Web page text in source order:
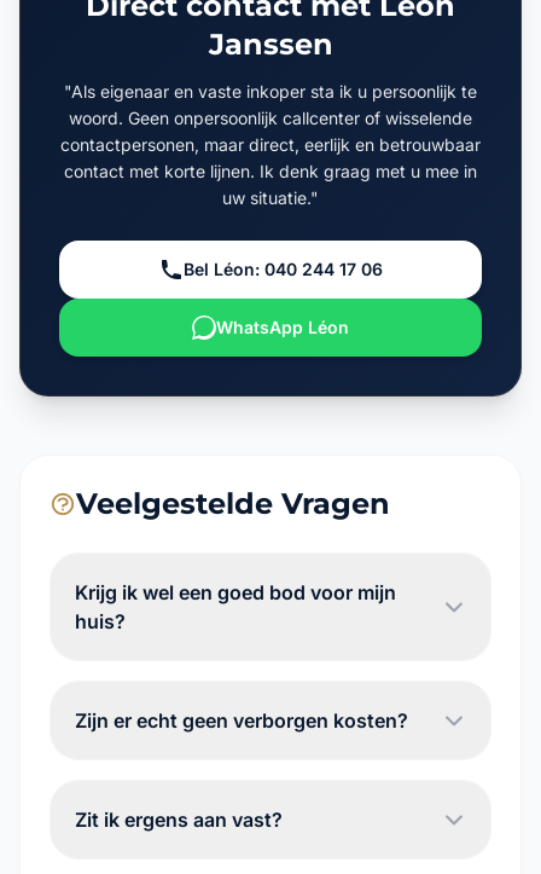
Janssen
"Als eigenaar en vaste inkoper sta ik u persoonlijk te
woord. Geen onpersoonlijk callcenter of wisselende
contactpersonen, maar direct, eerlijk en betrouwbaar
contact met korte lijnen. Ik denk graag met u mee in
uw situatie."
Bel Léon: 040 244 17 06
WhatsApp Léon
Veelgestelde Vragen
Krijg ik wel een goed bod voor mijn
huis?
Zijn er echt geen verborgen kosten?
Zit ik ergens aan vast?